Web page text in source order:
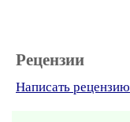
Рецензии
Написать рецензию